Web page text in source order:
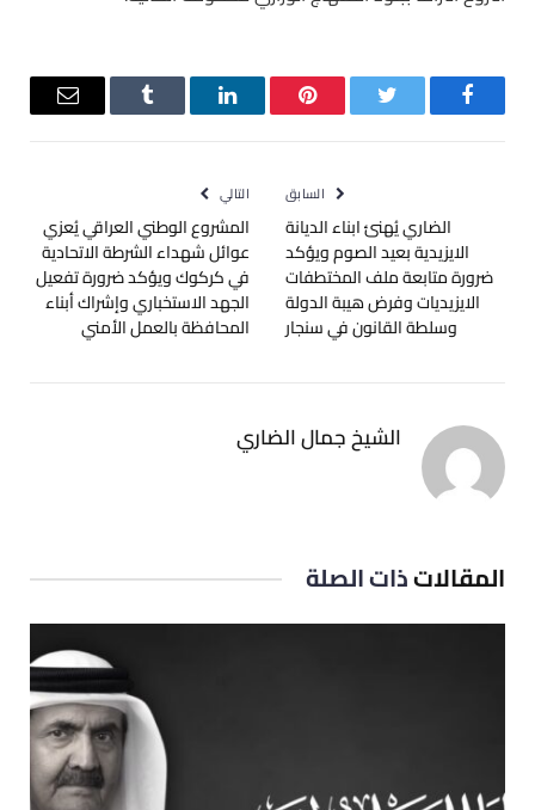
فيسبوك تويتر بينتيريستلينكدإن Tumblr
البريد
السابق
الضاري يُهنئ ابناء الديانة
الايزيدية بعيد الصوم ويؤكد
ضرورة متابعة ملف المختطفات
الايزيديات وفرض هيبة الدولة
وسلطة القانون في سنجار
التالي
المشروع الوطني العراقي يُعزي
عوائل شهداء الشرطة الاتحادية
في كركوك ويؤكد ضرورة تفعيل
الجهد الاستخباري وإشراك أبناء
المحافظة بالعمل الأمني
الشيخ جمال الضاري
المقالاتذات الصلة